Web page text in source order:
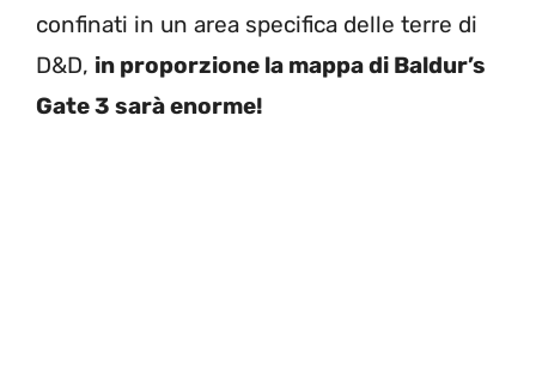
confinati in un area specifica delle terre di
D&D, in proporzione la mappa di Baldur’s
Gate 3 sarà enorme!